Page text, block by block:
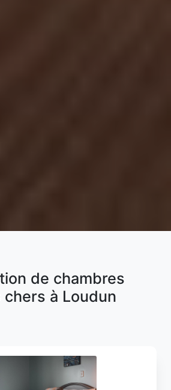
de chambres
chers à Loudun